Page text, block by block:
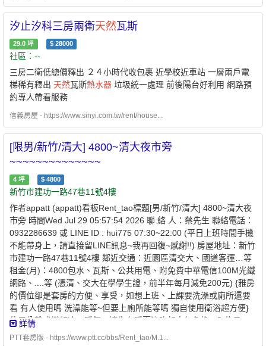
冰箱、櫥櫃、瓦斯爐、抽油煙機、淨水器。陽台：電動升降曬衣
架、洗衣機、強制排氣熱水器。主臥室：窗簾、冷暖變頻空調。主
臥浴室：冷暖抽風機、乾濕分離拉門、浴鏡組、洗手台、免治馬
桶。次臥1：窗簾、冷暖變頻空調。次臥2：窗簾、冷暖變頻空調。
+line聯繫☆ 可開伙☆ 禁寵物☆ 禁拜拜☆ 禁釘釘子 ☆室內禁菸 ☆
💎 優質房東，正在找尋愛惜房子的好房客 💎🌟可協助申請300億元
中央擴大租金補貼🌟 -社宅承租人-申請條件說明：✅家庭成員 ￭ 申
請人 ￭ 申請人的配偶 ￭ 申請人及其配偶戶籍內的直系親屬 ￭ 申請
人的配偶之戶籍內的直系親屬1. 年齡限制：申請人須為年滿 18 歲
以上之中華民國國民2. 家庭成員定義：本人 + 配偶 + 戶籍內直系親
屬✅家庭年所得及財產限額 ￭ 家庭年所得低於 110萬元以下 ￭ 每人
每月平均所得低於 54,303 元以下 ￭ 申請自建、自購住宅貸款利息
補貼者動產限額：333 萬元以下 ￭ 不動產限額：560 萬元✅無自有
住宅（房屋） ￭ 申請人及家庭成員在苗栗縣均無自有住宅 ￭ 或個別
持有面積未滿 40 平方公尺✅於本市無承租本市公營住宅或社會住宅
✅且未同時享有政府租金補貼 -⭐️ 兆基屋管 x 凱基銀行 ⭐️業界首例跨
業合作 繳房租可刷卡自動扣繳 -方便、安全的支付方式-* 每個
月房租可以自動扣繳，不怕又忘記* 利用刷卡繳納房租，快速建立個
人信用* 妥善的靈活運用現金，培養記帳好習慣 - 創造公平的租屋環
境 企業社會責任、實現居住正義提供安全安心的租屋居住環境 代
租、代管、裝潢修繕、包租 本公司專職租屋管理非一般房仲租屋找
專業是房東房客最大保障歡迎提供需求為您配對優質物件【經紀業
／租賃住宅服務業】【兆基屋管股份有限公司苗栗分公司】📌地
址：苗栗縣頭份市東民二街16號1樓📌經紀人：陳世昌(96)北縣字第
001454號附近有便利商店、傳統市場、百貨公司、公園綠地、學
校、醫療機構。
汐止汐科三房兩衛天然瓦斯
29.0 坪 $ 28000
社區：--
三房二衛低總價釋出 ２４小時代收包裹 近學校近車站 一層兩戶電
梯稀有釋出 天然瓦斯熱水器 垃圾統一處理 前後陽台好利用 網路預
約專人帶看服務
信義房屋 - https://www.sinyi.com.tw/rent/house...
[限男/新竹/清大] 4800~清大夜市旁
~~~~~~~~~~~~~~
4 坪 $ 4800
新竹市建功一路47巷11號4樓
作者appatt (appatt)看板Rent_tao標題[男/新竹/清大] 4800~清大夜
市旁 時間Wed Jul 29 05:57:54 2026 聯 絡 人：蔡先生 聯絡電話：
0932286639 或 LINE ID : hui775 07:30~22:00 (平日上班時間手機
不能帶身上，請直接留LINE訊息~我再回復~感謝!!) 房屋地址：新竹
市建功一路47巷11號4樓 鄰近交通：近園區清交大、國道客運…等
租金(月)：4800包水、瓦斯、公共用電、附免費中華電信100M光纖
網路、....等 (憑清、交大在學學生證，前半年每月減免200元) {雅房
的價位卻是套房的方便、享受，如想上班、上課要洗澡或廁所還要
看 有人使用嗎 洗澡能等~但要上廁所能等嗎 獨自使用衛浴超方便}
使用分離式變頻冷、暖氣，讓你冬暖夏涼吹起來無負擔~ 入住日
期：即日起~(喜歡愛乾淨、無吸菸的你前來入住) 押 金：兩個月租
詳情
PTT套房版 - https://www.ptt.cc/bbs/Rent_tao/M.1...